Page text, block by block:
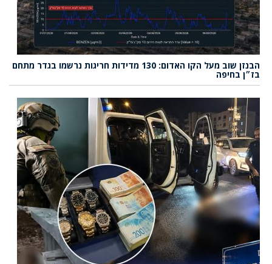
הבנזן שוב מעל הקו האדום: 130 מדידות חריגות נרשמו בגדר מתחם
בז״ן בחיפה